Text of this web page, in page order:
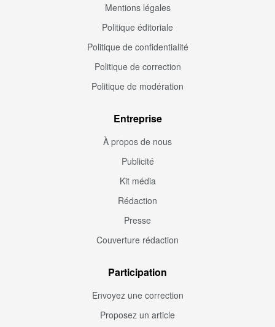
Mentions légales
Politique éditoriale
Politique de confidentialité
Politique de correction
Politique de modération
Entreprise
À propos de nous
Publicité
Kit média
Rédaction
Presse
Couverture rédaction
Participation
Envoyez une correction
Proposez un article